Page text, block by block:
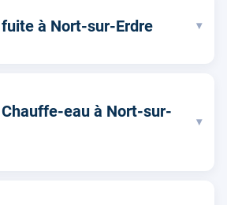
à Nort-sur-Erdre ▾
eau à Nort-sur-
▾